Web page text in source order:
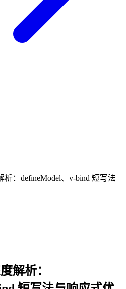
析：defineModel、v-bind 短写法
解析：